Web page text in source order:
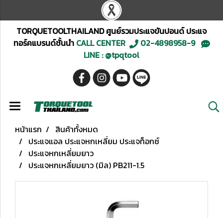
TORQUETOOLTHAILAND ศูนย์รวมประแจขันปอนด์ ประแจ
ทอร์คแบรนด์ชั้นนำCALL CENTER
02-4898958-9
LINE : @tpqtool
หน้าแรก
สินค้าทั้งหมด
ประแจแอล ประแจหกเหลี่ยม ประแจท็อกซ์
ประแจหกเหลี่ยมยาว
ประแจหกเหลี่ยมยาว (มิล) PB211-1.5